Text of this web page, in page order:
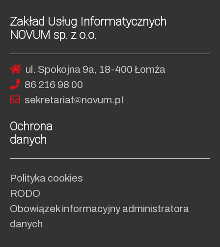
Zakład Usług Informatycznych
NOVUM sp. z o.o.
ul. Spokojna 9a, 18-400 Łomża
86 216 98 00
sekretariat novum.pI
Ochrona
danych
Polityka cookies
RODO
Obowiązek informacyjny administratora
danych